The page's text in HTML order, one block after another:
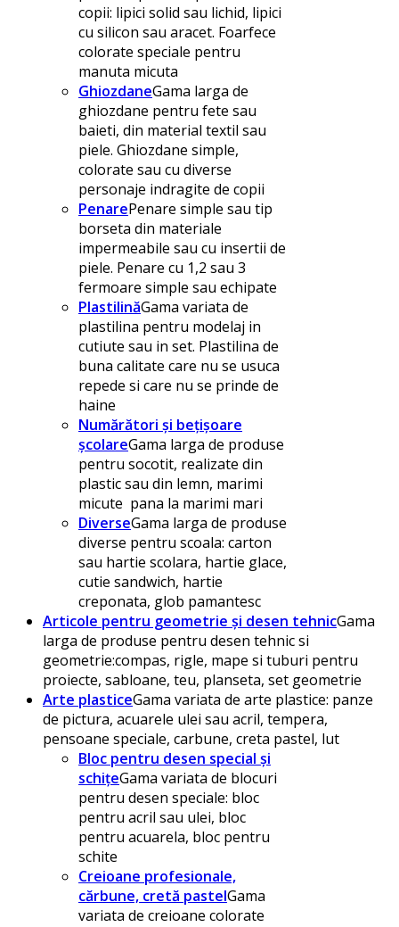
copii: lipici solid sau lichid, lipici
cu silicon sau aracet. Foarfece
colorate speciale pentru
manuta micuta
GhiozdaneGama larga de
ghiozdane pentru fete sau
baieti, din material textil sau
piele. Ghiozdane simple,
colorate sau cu diverse
personaje indragite de copii
PenarePenare simple sau tip
borseta din materiale
impermeabile sau cu insertii de
piele. Penare cu 1,2 sau 3
fermoare simple sau echipate
PlastilinăGama variata de
plastilina pentru modelaj in
cutiute sau in set. Plastilina de
buna calitate care nu se usuca
repede si care nu se prinde de
haine
Numărători și bețișoare
școlareGama larga de produse
pentru socotit, realizate din
plastic sau din lemn, marimi
micute pana la marimi mari
DiverseGama larga de produse
diverse pentru scoala: carton
sau hartie scolara, hartie glace,
cutie sandwich, hartie
creponata, glob pamantesc
Articole pentru geometrie și desen tehnicGama
larga de produse pentru desen tehnic si
geometrie:compas, rigle, mape si tuburi pentru
proiecte, sabloane, teu, planseta, set geometrie
Arte plasticeGama variata de arte plastice: panze
de pictura, acuarele ulei sau acril, tempera,
pensoane speciale, carbune, creta pastel, lut
Bloc pentru desen special și
schițeGama variata de blocuri
pentru desen speciale: bloc
pentru acril sau ulei, bloc
pentru acuarela, bloc pentru
schite
Creioane profesionale,
cărbune, cretă pastelGama
variata de creioane colorate